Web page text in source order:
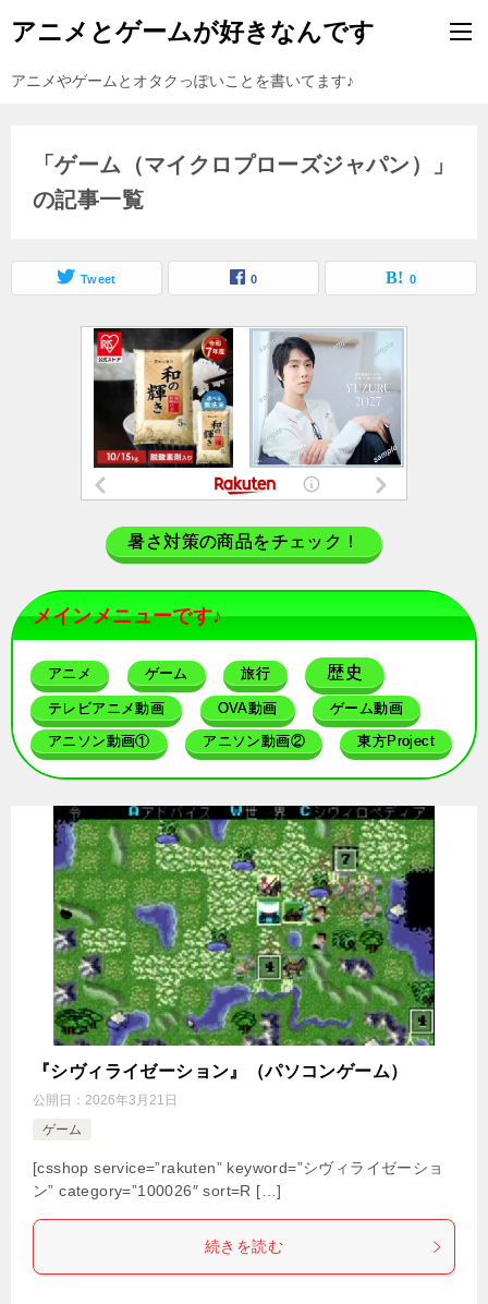
アニメとゲームが好きなんです
アニメやゲームとオタクっぽいことを書いてます♪
「ゲーム（マイクロプローズジャパン）」
の記事一覧
Tweet 0 0
暑さ対策の商品をチェック！
メインメニューです♪
アニメ ゲーム 旅行 歴史
テレビアニメ動画 OVA動画 ゲーム動画
アニソン動画① アニソン動画② 東方Project
『シヴィライゼーション』（パソコンゲーム）
公開日： 2026年3月21日
ゲーム
[csshop service=”rakuten” keyword=”シヴィライゼーショ
ン” category=”100026″ sort=R […]
続きを読む